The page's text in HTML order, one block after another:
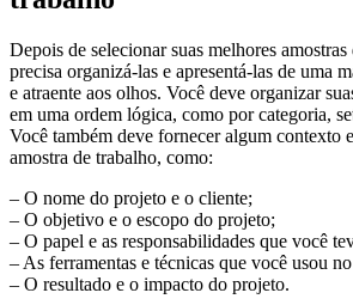
Depois de selecionar suas melhores
precisa organizá-las e apresentá-las de uma
e atraente aos olhos. Você deve organizar
em uma ordem lógica, como por categoria,
Você também deve fornecer algum contexto
amostra de trabalho, como:
– O nome do projeto e o cliente;
– O objetivo e o escopo do projeto;
– O papel e as responsabilidades que você
– As ferramentas e técnicas que você usou
– O resultado e o impacto do projeto.